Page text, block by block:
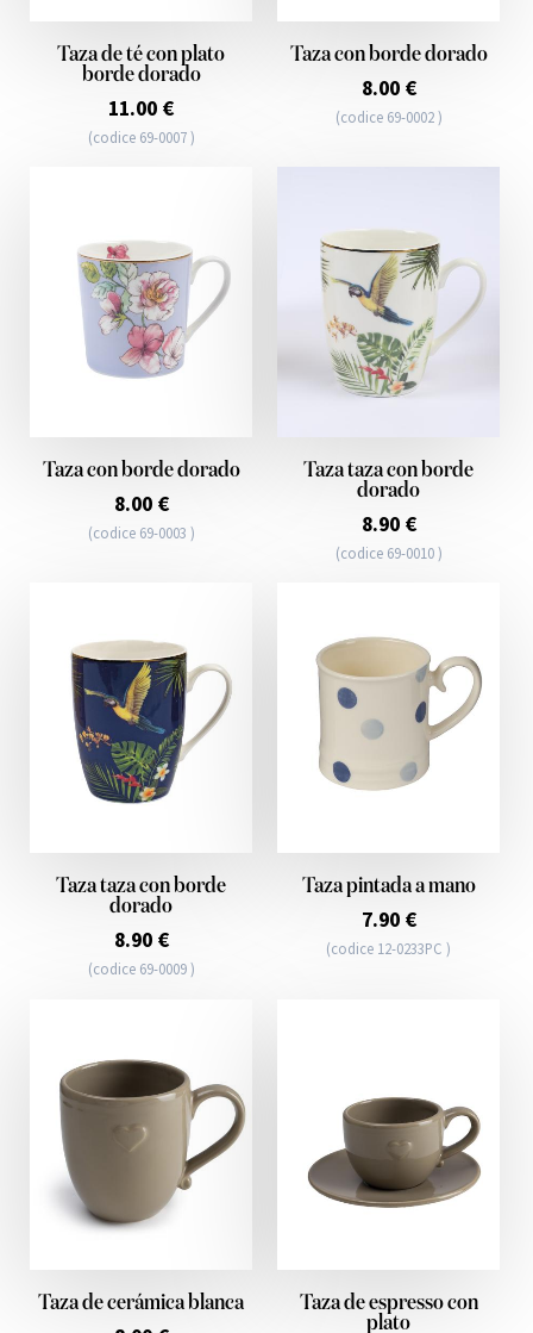
Taza de té con plato
borde dorado
11.00 €
(codice 69-0007 )
Taza con borde dorado
8.00 €
(codice 69-0002 )
Taza con borde dorado
8.00 €
(codice 69-0003 )
Taza taza con borde
dorado
8.90 €
(codice 69-0010 )
Taza taza con borde
dorado
8.90 €
(codice 69-0009 )
Taza pintada a mano
7.90 €
(codice 12-0233PC )
Taza de cerámica blanca
Taza de espresso con
plato